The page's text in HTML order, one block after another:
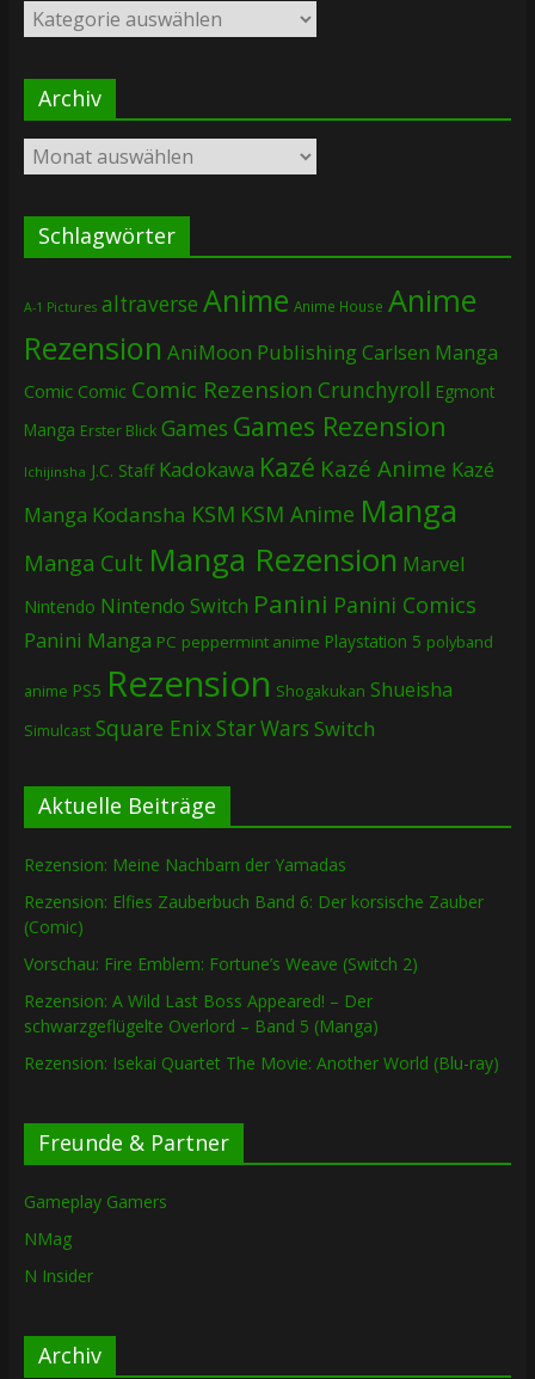
Kategorien
Archiv
Archiv
Schlagwörter
A-1 Pictures altraverse Anime Anime House Anime
Rezension AniMoon PublishingCarlsen Manga
Comic Comic Comic Rezension Crunchyroll Egmont
Manga Erster Blick Games Games Rezension
Ichijinsha J.C. Staff Kadokawa Kazé Kazé Anime Kazé
Manga Kodansha KSM KSM Anime Manga
Manga Cult Manga Rezension Marvel
Nintendo Nintendo Switch Panini Panini Comics
Panini Manga PC peppermint anime Playstation 5 polyband
anime PS5 Rezension Shogakukan Shueisha
Simulcast Square EnixStar Wars Switch
Aktuelle Beiträge
Rezension: Meine Nachbarn der Yamadas
Rezension: Elfies Zauberbuch Band 6: Der korsische Zauber
(Comic)
Vorschau: Fire Emblem: Fortune’s Weave (Switch 2)
Rezension: A Wild Last Boss Appeared! – Der
schwarzgeflügelte Overlord – Band 5 (Manga)
Rezension: Isekai Quartet The Movie: Another World (Blu-ray)
Freunde & Partner
Gameplay Gamers
NMag
N Insider
Archiv